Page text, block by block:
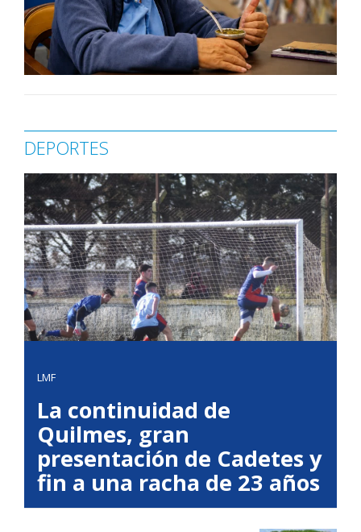
DEPORTES
LMF
La continuidad de
Quilmes, gran
presentación de Cadetes y
fin a una racha de 23 años